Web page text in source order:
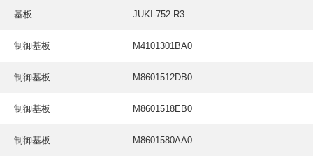
お問い合わせ
基板 JUKI-752-R3
制御基板 M4101301BA0
制御基板 M8601512DB0
制御基板 M8601518EB0
制御基板 M8601580AA0